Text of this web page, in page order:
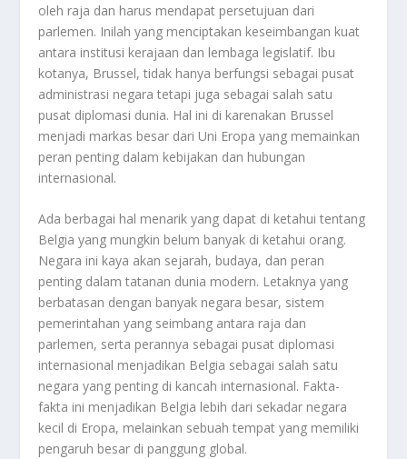
oleh raja dan harus mendapat persetujuan dari
parlemen. Inilah yang menciptakan keseimbangan kuat
antara institusi kerajaan dan lembaga legislatif. Ibu
kotanya, Brussel, tidak hanya berfungsi sebagai pusat
administrasi negara tetapi juga sebagai salah satu
pusat diplomasi dunia. Hal ini di karenakan Brussel
menjadi markas besar dari Uni Eropa yang memainkan
peran penting dalam kebijakan dan hubungan
internasional.
Ada berbagai hal menarik yang dapat di ketahui tentang
Belgia yang mungkin belum banyak di ketahui orang.
Negara ini kaya akan sejarah, budaya, dan peran
penting dalam tatanan dunia modern. Letaknya yang
berbatasan dengan banyak negara besar, sistem
pemerintahan yang seimbang antara raja dan
parlemen, serta perannya sebagai pusat diplomasi
internasional menjadikan Belgia sebagai salah satu
negara yang penting di kancah internasional. Fakta-
fakta ini menjadikan Belgia lebih dari sekadar negara
kecil di Eropa, melainkan sebuah tempat yang memiliki
pengaruh besar di panggung global.